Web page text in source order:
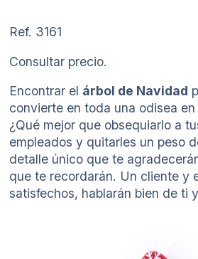
Ref. 3161
Consultar precio.
Encontrar el árbol de Navidad
convierte en toda una odisea
¿Qué mejor que obsequiarlo a
empleados y quitarles un peso
detalle único que te
que te recordarán. Un cliente y
satisfechos, hablarán bien de ti